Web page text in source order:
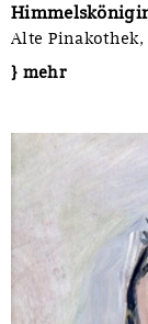
Alte
} mehr